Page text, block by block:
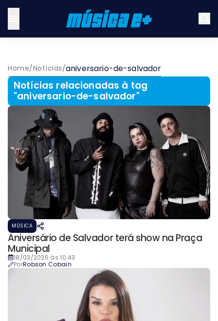
Home/Notícias/aniversario-de-salvador
Notícias relacionadas à tag
"aniversario-de-salvador"
MÚSICA
Aniversário de Salvador terá show na Praça
Municipal
18/03/2025 às 10:43
PorRobson Cobain